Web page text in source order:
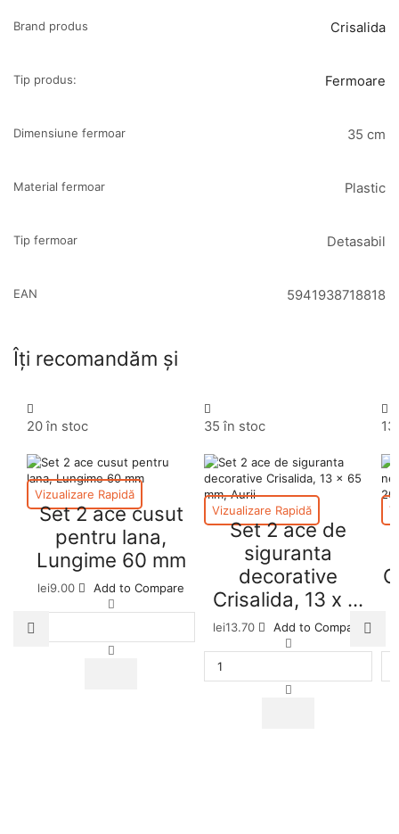
Brand produs Crisalida
Tip produs: Fermoare
Dimensiune fermoar 35 cm
Material fermoar Plastic
Tip fermoar Detasabil
EAN 5941938718818
Îți recomandăm și
20 în stoc
Vizualizare Rapidă
Set 2 ace cusut
pentru lana,
Lungime 60 mm
lei9.00 Add to Compare
35 în stoc
Vizualizare Rapidă
Set 2 ace de
siguranta
decorative
Crisalida, 13 x ...
lei13.70 Add to Compare